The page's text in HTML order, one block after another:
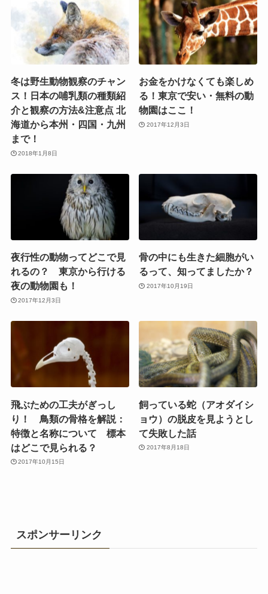
冬は野生動物観察のチャン
ス！日本の哺乳類の種類紹
介と観察の方法&注意点 北
海道から本州・四国・九州
まで！
2018年1月8日
お金をかけなくても楽しめ
る！東京で安い・無料の動
物園はここ！
2017年12月3日
夜行性の動物ってどこで見
れるの？ 東京から行ける
夜の動物園も！
2017年12月3日
骨の中にも生きた細胞がい
るって、知ってましたか？
2017年10月19日
飛ぶための工夫がぎっし
り！ 鳥類の骨格を解説：
特徴と名称について 標本
はどこで見られる？
2017年10月15日
飼っている蛇（アオダイシ
ョウ）の脱皮を見ようとし
て失敗した話
2017年8月18日
スポンサーリンク